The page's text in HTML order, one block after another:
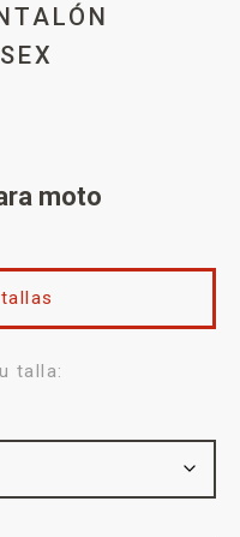
moto
talla: